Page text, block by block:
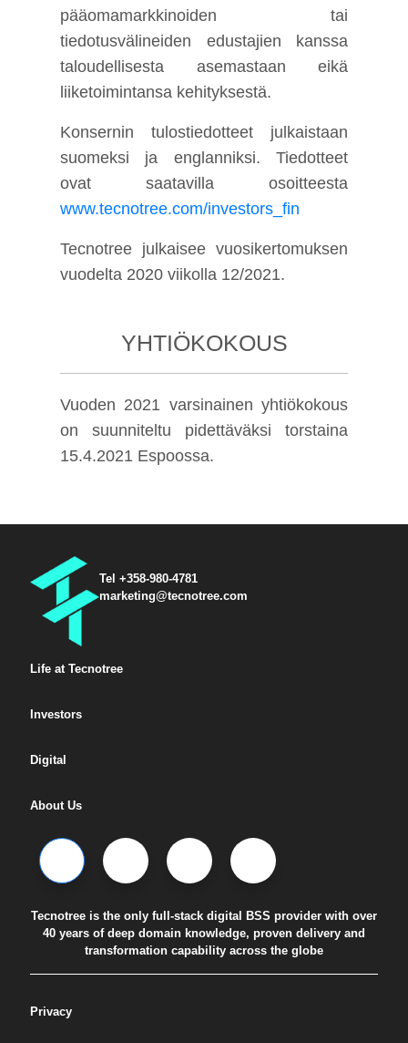
pääomamarkkinoiden tai
tiedotusvälineiden edustajien kanssa
taloudellisesta asemastaan eikä
liiketoimintansa kehityksestä.
Konsernin tulostiedotteet julkaistaan
suomeksi ja englanniksi. Tiedotteet
ovat saatavilla osoitteesta
www.tecnotree.com/investors_fin
Tecnotree julkaisee vuosikertomuksen
vuodelta 2020 viikolla 12/2021.
YHTIÖKOKOUS
Vuoden 2021 varsinainen yhtiökokous
on suunniteltu pidettäväksi torstaina
15.4.2021 Espoossa.
Tel +358-980-4781
marketing@tecnotree.com
Life at Tecnotree
Investors
Digital
About Us
Tecnotree is the only full-stack digital BSS provider with over
40 years of deep domain knowledge, proven delivery and
transformation capability across the globe
Privacy